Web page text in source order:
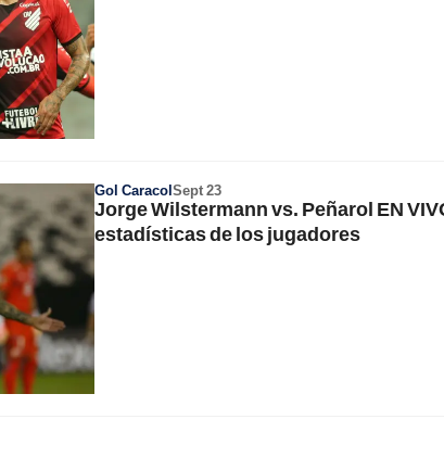
Gol CaracolSept 23
Jorge Wilstermann vs. Peñarol EN
estadísticas de los jugadores